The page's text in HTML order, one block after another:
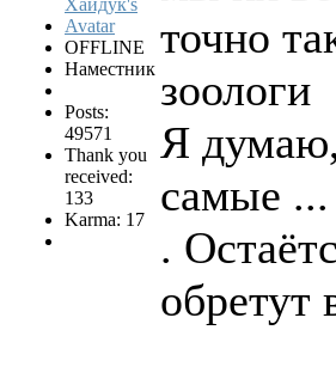
OFFLINE
Наместник
Posts:
49571
Thank you
received:
133
Karma: 17
точно
зоологи
Я думаю,
самые
.
обретут